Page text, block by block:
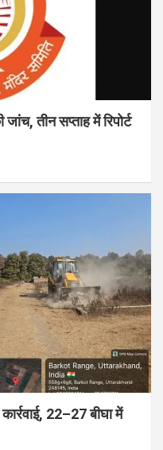
तीन सप्ताह में रिपोर्ट
22–27 बीघा में